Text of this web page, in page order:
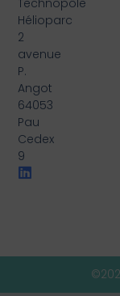
Hélioparc
2
avenue
P.
Angot
64053
Pau
Cedex
9